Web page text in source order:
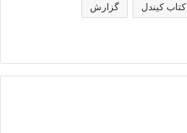
کتاب کیندل گزارش